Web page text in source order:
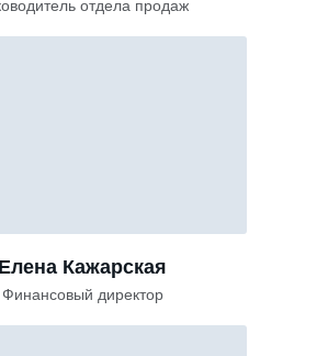
отдела продаж
Елена Кажарская
Финансовый директор